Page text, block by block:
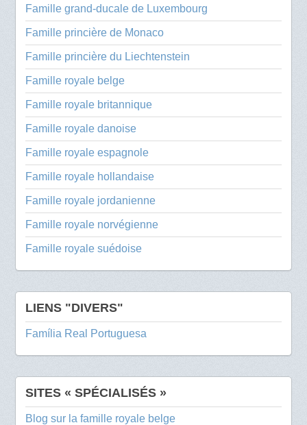
Famille grand-ducale de Luxembourg
Famille princière de Monaco
Famille princière du Liechtenstein
Famille royale belge
Famille royale britannique
Famille royale danoise
Famille royale espagnole
Famille royale hollandaise
Famille royale jordanienne
Famille royale norvégienne
Famille royale suédoise
LIENS "DIVERS"
Família Real Portuguesa
SITES « SPÉCIALISÉS »
Blog sur la famille royale belge